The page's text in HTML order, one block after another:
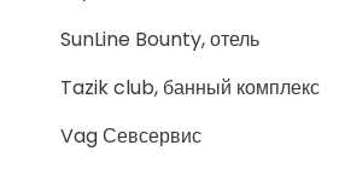
SunLine Bounty, отель
Tazik club, банный комплекс
Vag Севсервис